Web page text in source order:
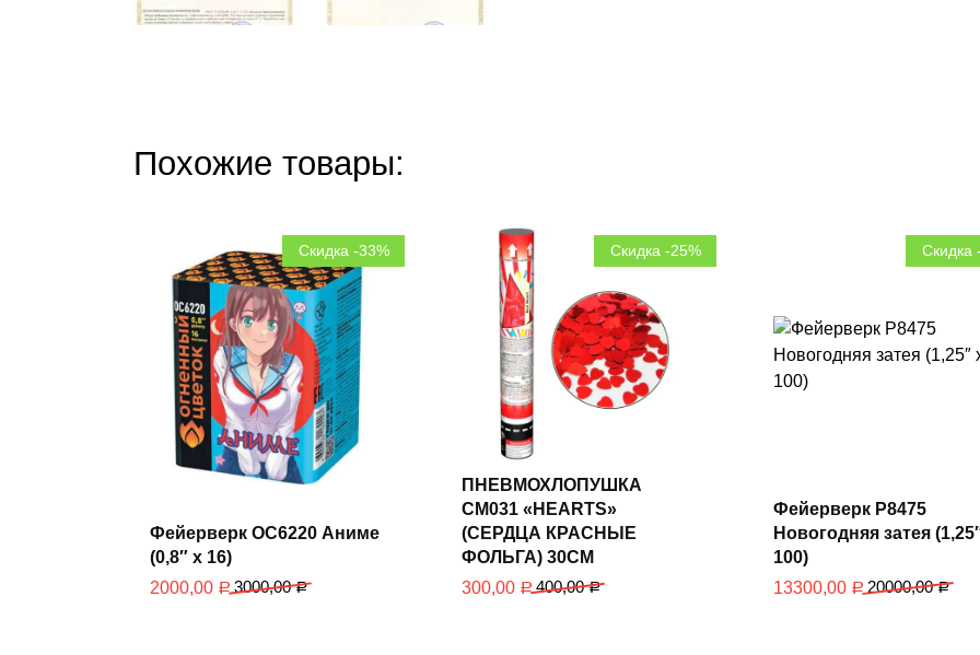
Похожие товары:
Скидка -33%
Фейерверк ОС6220 Аниме
(0,8″ х 16)
3000,00Р
2000,00 Р
В корзину
Скидка -25%
ПНЕВМОХЛОПУШКА
CM031 «HEARTS»
(СЕРДЦА КРАСНЫЕ
ФОЛЬГА) 30СМ
400,00Р
300,00 Р
Скидка
Фейерверк Р8475
Новогодняя затея
100)
20000,00Р
13300,00 Р